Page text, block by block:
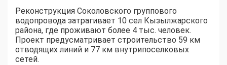
Реконструкция Соколовского группового
водопровода затрагивает 10 сел Кызылжарского
района, где проживают более 4 тыс. человек.
Проект предусматривает строительство 59 км
отводящих линий и 77 км внутрипоселковых
сетей.